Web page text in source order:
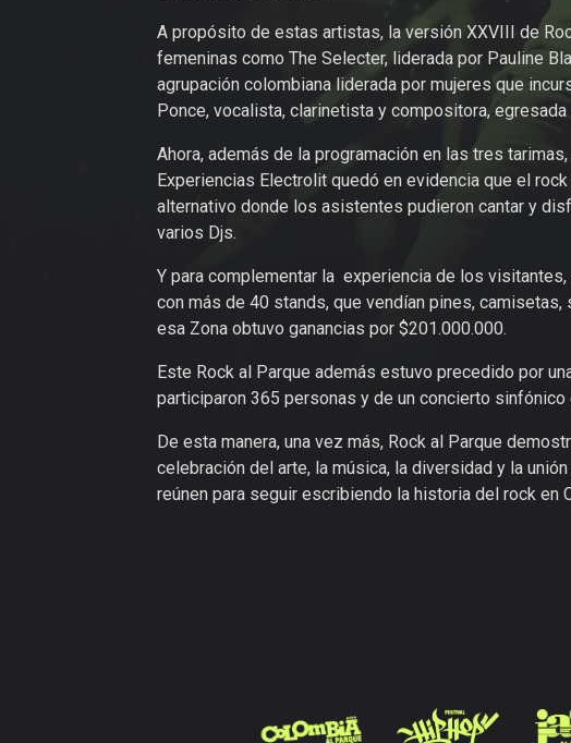
A propósito de estas artistas, la versión XXVIII de
femeninas como The Selecter, liderada por Pauline
agrupación colombiana liderada por mujeres que
Ponce, vocalista, clarinetista y compositora,
Ahora, además de la programación en las tres
Experiencias Electrolit quedó en evidencia que el
alternativo donde los asistentes pudieron cantar y
varios Djs.
Y para complementar la experiencia de los
con más de 40 stands, que vendían pines,
esa Zona obtuvo ganancias por $201.000.000.
Este Rock al Parque además estuvo precedido por
participaron 365 personas y de un concierto
De esta manera, una vez más, Rock al Parque
celebración del arte, la música, la diversidad y la
reúnen para seguir escribiendo la historia del rock en